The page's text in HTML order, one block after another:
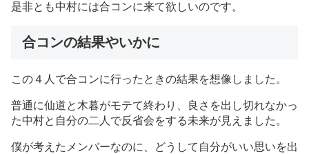
是非とも中村には合コンに来て欲しいのです。
合コンの結果やいかに
この４人で合コンに行ったときの結果を想像しました。
普通に仙道と木暮がモテて終わり、良さを出し切れなかっ
た中村と自分の二人で反省会をする未来が見えました。
僕が考えたメンバーなのに、どうして自分がいい思いを出